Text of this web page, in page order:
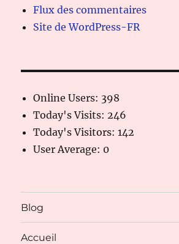
Flux des commentaires
Site de WordPress-FR
Online Users: 398
Today's Visits:246
Today's Visitors:142
User Average: 0
Blog
Accueil